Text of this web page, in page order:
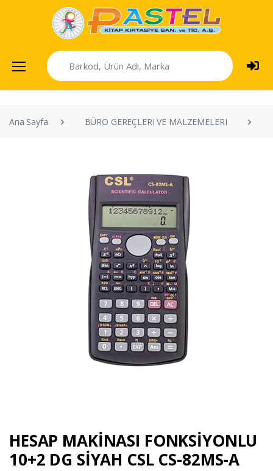
Ana Sayfa BÜRO GEREÇLERI VE MALZEMELERI
HESAP MAKİNASI FONKSİYONLU
10+2 DG SİYAH CSL CS-82MS-A